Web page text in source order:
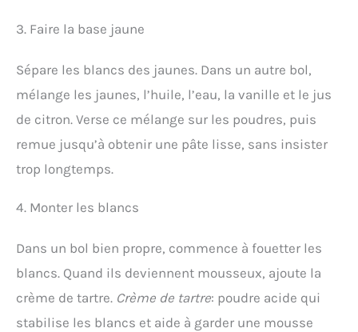
3. Faire la base jaune
Sépare les blancs des jaunes. Dans un autre bol,
mélange les jaunes, l’huile, l’eau, la vanille et le jus
de citron. Verse ce mélange sur les poudres, puis
remue jusqu’à obtenir une pâte lisse, sans insister
trop longtemps.
4. Monter les blancs
Dans un bol bien propre, commence à fouetter les
blancs. Quand ils deviennent mousseux, ajoute la
crème de tartre. Crème de tartre: poudre acide qui
stabilise les blancs et aide à garder une mousse